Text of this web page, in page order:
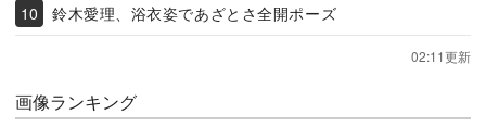
鈴木愛理、浴衣姿であざとさ全開ポーズ
02:11更新
画像ランキング